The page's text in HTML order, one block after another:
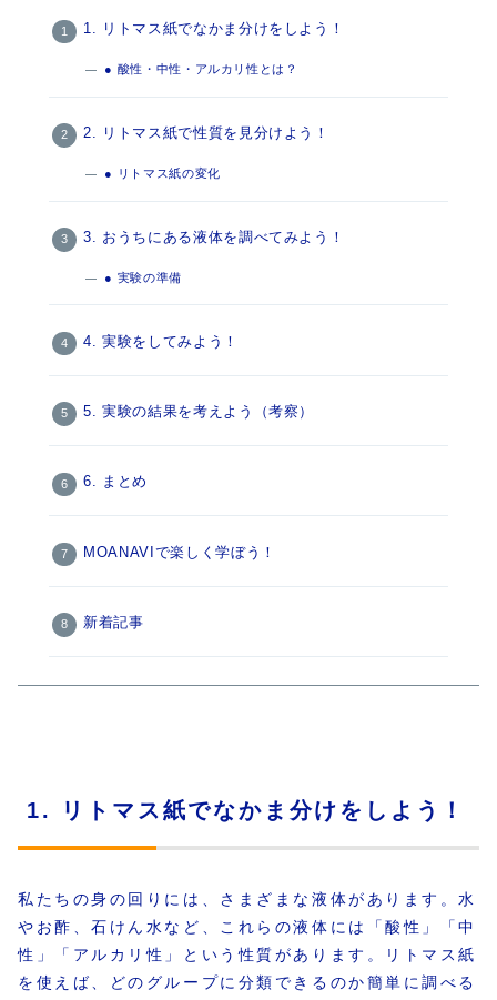
1. リトマス紙でなかま分けをしよう！
● 酸性・中性・アルカリ性とは？
2. リトマス紙で性質を見分けよう！
● リトマス紙の変化
3. おうちにある液体を調べてみよう！
● 実験の準備
4. 実験をしてみよう！
5. 実験の結果を考えよう（考察）
6. まとめ
MOANAVIで楽しく学ぼう！
新着記事
1. リトマス紙でなかま分けをしよう！
私たちの身の回りには、さまざまな液体があります。水
やお酢、石けん水など、これらの液体には「酸性」「中
性」「アルカリ性」という性質があります。リトマス紙
を使えば、どのグループに分類できるのか簡単に調べる